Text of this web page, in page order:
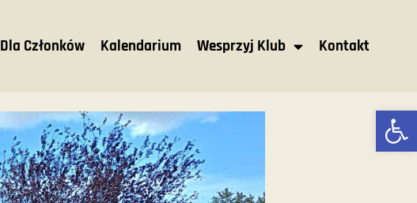
Dla Członków Kalendarium Wesprzyj Klub Kontakt